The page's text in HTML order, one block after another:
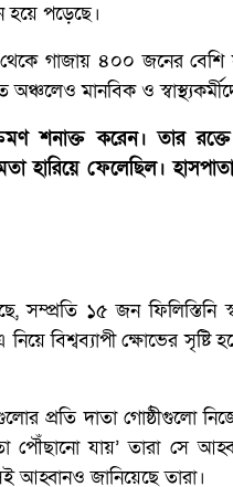
পড়েছে।
গাজায় ৪০০ জনের বেশি
মানবিক ও
শনাক্ত করেন। তার
হারিয়ে ফেলেছিল।
সম্প্রতি ১৫ জন ফিলিস্তিনি
বিশ্বব্যাপী ক্ষোভের
প্রতি দাতা গোষ্ঠীগুলো
পৌঁছানো যায়’ তারা সে
আহ্বানও জানিয়েছে তারা।